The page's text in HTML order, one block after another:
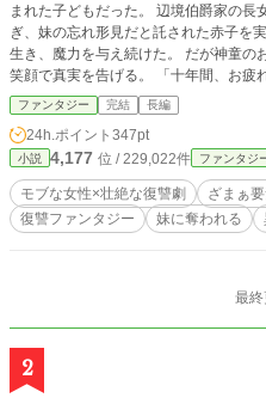
まれた子どもだった。 辺境伯爵家の長女サレマは、家を守るため伯爵家へ嫁
ぎ、妹の忘れ形見だと託された赤子を実の子として
生き、魔力を与え続けた。 だが神童のお披露目の日、死んだはずの妹が現れ、
笑顔で真実を告げる。 「十年間、お疲れ様。」 最初からすべては計画だった。
一番苦しく、一番尊い『母親としての
の。 悪女の汚名を着せられ、すべてを失ったサレマ。 しかし夫も妹も知らな
い。 神童と呼ばれた少年の才能は、彼女が十年間与え続けた魔力によって支え
られていたことを。 そして彼女自身が、誰よりも冷静で、誰よりも執念深い策
士であることを。 これは、奪われた人生を取り戻すために始まる、完璧とはほ
ど遠い断罪の物語。
ファンタジー 完結 長編
24h.ポイント 347pt
小説 4,177 位 / 229,022件 ファンタジ
モブな女性×壮絶な復讐劇 ざまぁ
復讐ファンタジー
妹に奪われる
最
2